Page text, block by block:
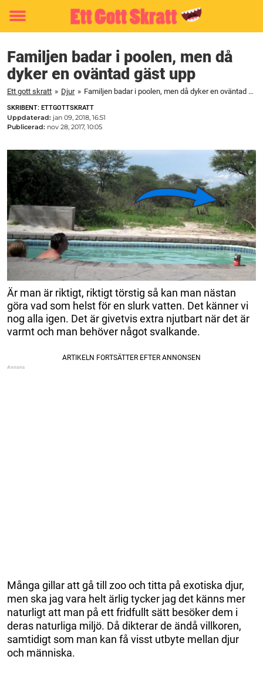
Toggle
Familjen badar i poolen, men då
dyker en oväntad gäst upp
Ett gott skratt » Djur » Familjen badar i poolen, men då dyker en oväntad gäst upp
SKRIBENT: ETTGOTTSKRATT
Uppdaterad: jan 09, 2018, 16:51
Publicerad: nov 28, 2017, 10:05
Är man är riktigt, riktigt törstig så kan man nästan
göra vad som helst för en slurk vatten. Det känner vi
nog alla igen. Det är givetvis extra njutbart när det är
varmt och man behöver något svalkande.
Många gillar att gå till zoo och titta på exotiska djur,
men ska jag vara helt ärlig tycker jag det känns mer
naturligt att man på ett fridfullt sätt besöker dem i
deras naturliga miljö. Då dikterar de ändå villkoren,
samtidigt som man kan få visst utbyte mellan djur
och människa.